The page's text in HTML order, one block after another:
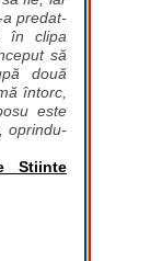
predat-
în clipa
să
două
întorc,
este
oprindu-
Stiinte